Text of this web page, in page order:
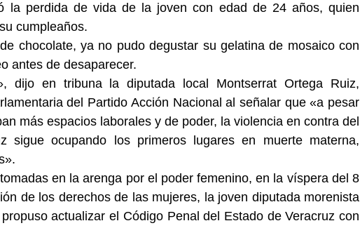
la perdida de vida de la joven con edad de 24 años, quien
cumpleaños.
chocolate, ya no pudo degustar su gelatina de mosaico con
antes de desaparecer.
dijo en tribuna la diputada local Montserrat Ortega Ruiz,
del Partido Acción Nacional al señalar que «a pesar
más espacios laborales y de poder, la violencia en contra del
sigue ocupando los primeros lugares en muerte materna,
en la arenga por el poder femenino, en la víspera del 8
de los derechos de las mujeres, la joven diputada morenista
actualizar el Código Penal del Estado de Veracruz con